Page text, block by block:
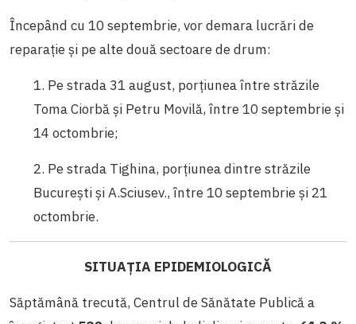
Începând cu 10 septembrie, vor demara lucrări de
reparație și pe alte două sectoare de drum:
1. Pe strada 31 august, porțiunea între străzile
Toma Ciorbă și Petru Movilă, între 10 septembrie și
14 octombrie;
2. Pe strada Tighina, porțiunea dintre străzile
București și A.Sciusev., între 10 septembrie și 21
octombrie.
SITUAȚIA EPIDEMIOLOGICĂ
Săptămână trecută, Centrul de Sănătate Publică a